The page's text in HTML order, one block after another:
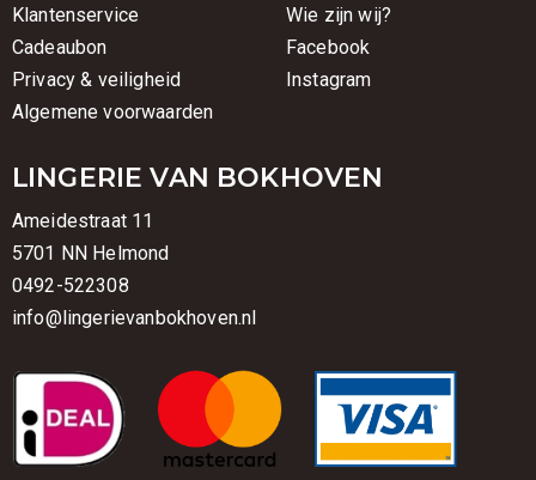
Klantenservice
Cadeaubon
Privacy & veiligheid
Algemene voorwaarden
Wie zijn wij?
Facebook
Instagram
LINGERIE VAN BOKHOVEN
Ameidestraat 11
5701 NN Helmond
0492-522308
info@lingerievanbokhoven.nl